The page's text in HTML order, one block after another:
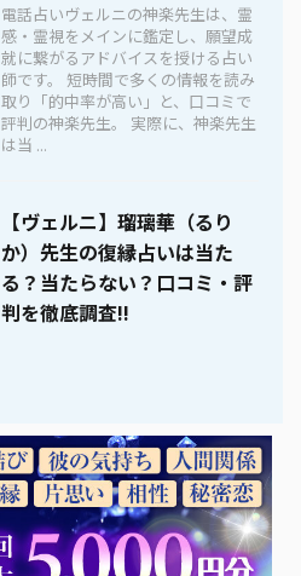
電話占いヴェルニの神楽先生は、霊
感・霊視をメインに鑑定し、願望成
就に繋がるアドバイスを授ける占い
師です。 短時間で多くの情報を読み
取り「的中率が高い」と、口コミで
評判の神楽先生。 実際に、神楽先生
は当 ...
【ヴェルニ】瑠璃華（るり
か）先生の復縁占いは当た
る？当たらない？口コミ・評
判を徹底調査!!